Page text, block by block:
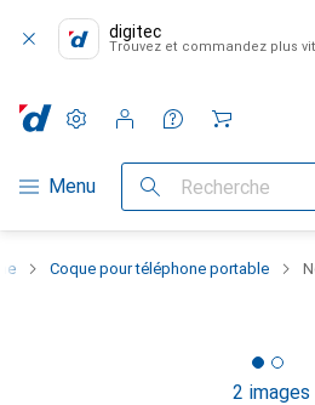
digitec
Trouvez et commandez plus
Navigation par catégorie
Menu Recherche
Paramètres
Compte client
Listes de comparaison
Listes d'envies
Panier
Coque pour téléphone portable
2 images